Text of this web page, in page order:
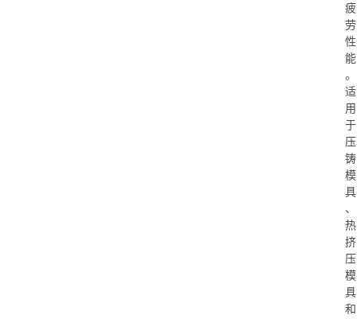
疲
劳
性
能
。
适
用
于
压
铸
模
具
、
热
挤
压
模
具
和